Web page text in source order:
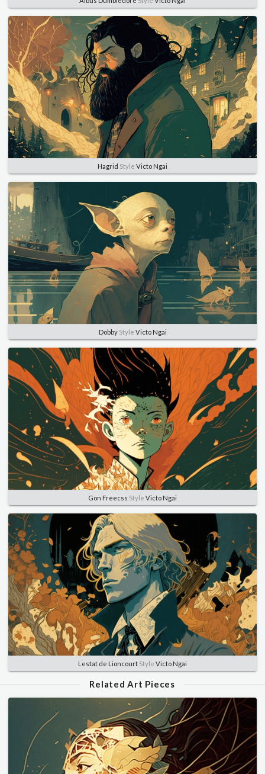
Hagrid Style Victo Ngai
DobbyStyle Victo Ngai
Gon Freecss Style Victo Ngai
Lestat de Lioncourt Style Victo Ngai
Related Art Pieces